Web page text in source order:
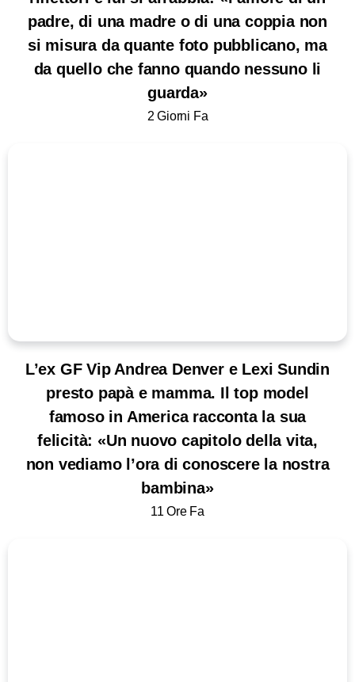
padre, di una madre o di una coppia non
si misura da quante foto pubblicano, ma
da quello che fanno quando nessuno li
guarda»
2 Giorni Fa
L’ex GF Vip Andrea Denver e Lexi Sundin
presto papà e mamma. Il top model
famoso in America racconta la sua
felicità: «Un nuovo capitolo della vita,
non vediamo l’ora di conoscere la nostra
bambina»
11 Ore Fa